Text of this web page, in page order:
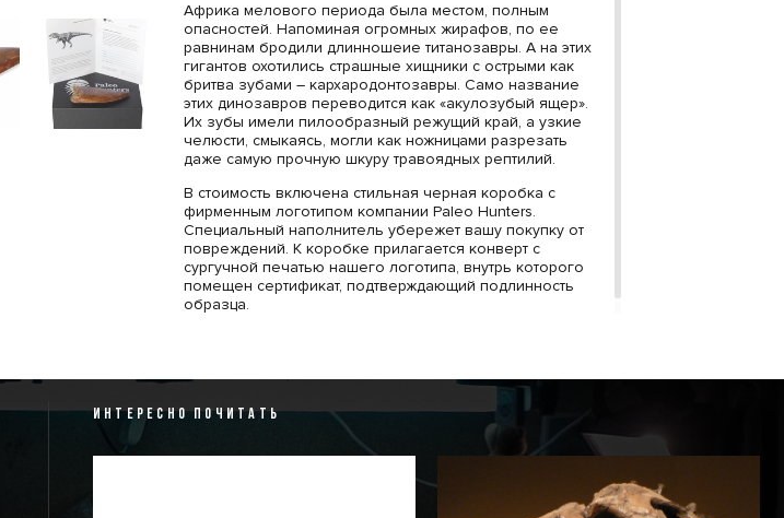
Африка мелового периода была местом, полным
опасностей. Напоминая огромных жирафов, по ее
равнинам бродили длинношеие титанозавры. А на этих
гигантов охотились страшные хищники с острыми как
бритва зубами – кархародонтозавры. Само название
этих динозавров переводится как «акулозубый ящер».
Их зубы имели пилообразный режущий край, а узкие
челюсти, смыкаясь, могли как ножницами разрезать
даже самую прочную шкуру травоядных рептилий.
В стоимость включена стильная черная коробка с
фирменным логотипом компании Paleo Hunters.
Специальный наполнитель убережет вашу покупку от
повреждений. К коробке прилагается конверт с
сургучной печатью нашего логотипа, внутрь которого
помещен сертификат, подтверждающий подлинность
образца.
ИНТЕРЕСНО ПОЧИТАТЬ